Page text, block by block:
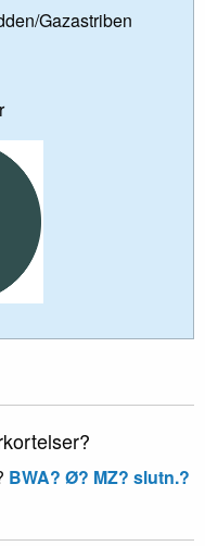
Gazastriben
BWA? Ø? MZ? slutn.?